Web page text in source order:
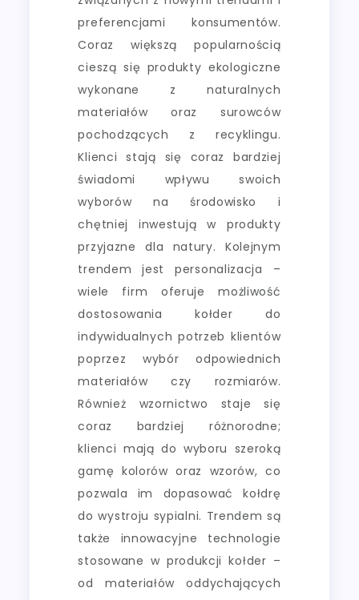
preferencjami konsumentów.
Coraz większą popularnością
cieszą się produkty ekologiczne
wykonane z naturalnych
materiałów oraz surowców
pochodzących z recyklingu.
Klienci stają się coraz bardziej
świadomi wpływu swoich
wyborów na środowisko i
chętniej inwestują w produkty
przyjazne dla natury. Kolejnym
trendem jest personalizacja –
wiele firm oferuje możliwość
dostosowania kołder do
indywidualnych potrzeb klientów
poprzez wybór odpowiednich
materiałów czy rozmiarów.
Również wzornictwo staje się
coraz bardziej różnorodne;
klienci mają do wyboru szeroką
gamę kolorów oraz wzorów, co
pozwala im dopasować kołdrę
do wystroju sypialni. Trendem są
także innowacyjne technologie
stosowane w produkcji kołder –
od materiałów oddychających